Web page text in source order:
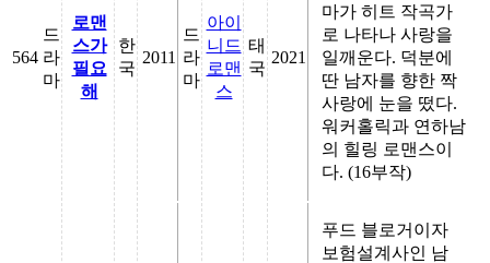
564
드
라
마
로맨
스가
필요
해
한
국
2011
드
라
마
아이
니드
로맨
스
태
국
2021
마가 히트 작곡가
로 나타나 사랑을
일깨운다. 덕분에
딴 남자를 향한 짝
사랑에 눈을 떴다.
워커홀릭과 연하남
의 힐링 로맨스이
다. (16부작)
푸드 블로거이자
보험설계사인 남